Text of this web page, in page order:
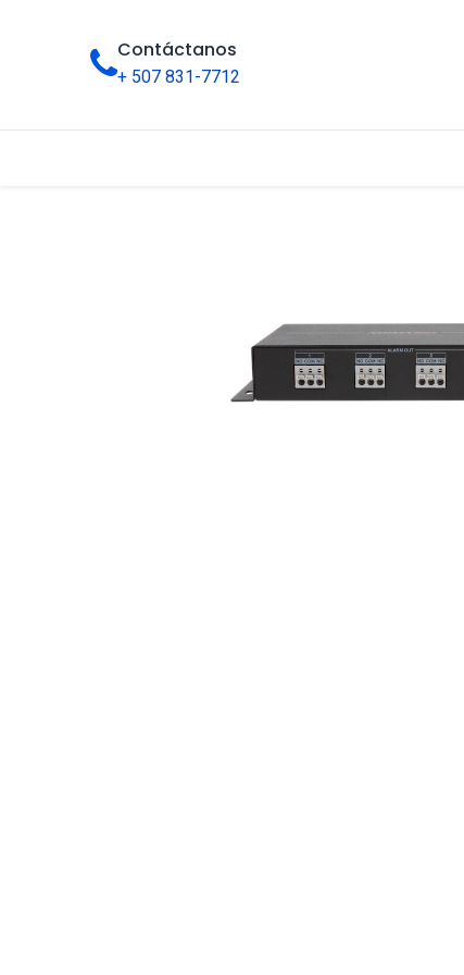
Contáctanos
+ 507 831-7712